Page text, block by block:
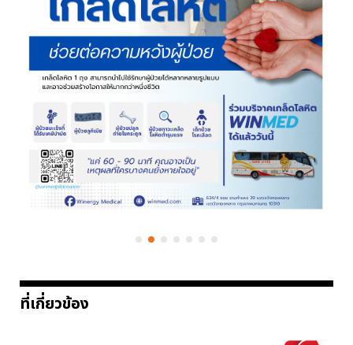
ที่เกี่ยวข้อง